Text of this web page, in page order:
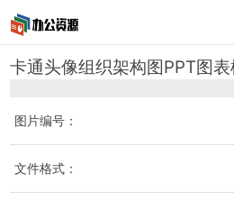
卡通头像组织架构图PPT图表
图片编号：
文件格式：